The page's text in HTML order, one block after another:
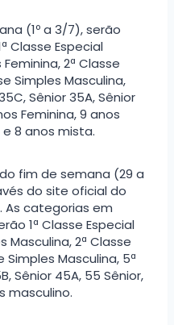
(1º a 3/7), serão
Classe Especial
2ª Classe
Simples Masculina,
Sênior 35A, Sênior
Feminina, 9 anos
e 8 anos mista.
fim de semana (29 a
do site oficial do
As categorias em
1ª Classe Especial
Masculina, 2ª Classe
Simples Masculina, 5ª
Sênior 45A, 55 Sênior,
masculino.